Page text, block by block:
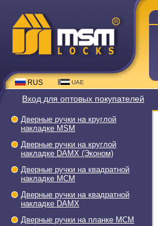
RUS UAE
Вход для оптовых покупателей
Дверные ручки на круглой
накладке МSМ
Дверные ручки на круглой
накладке DAMX (Эконом)
Дверные ручки на квадратной
накладке МСМ
Дверные ручки на квадратной
накладке DAMX
Дверные ручки на планке МСМ